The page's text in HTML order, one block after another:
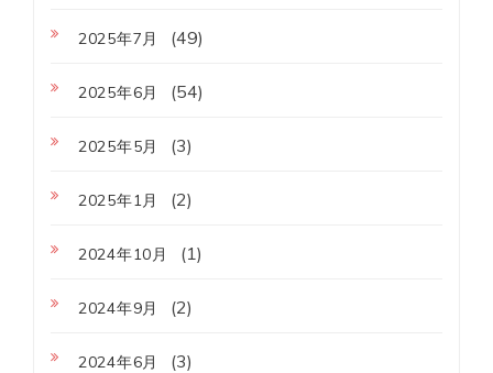
2025年7月 (49)
2025年6月 (54)
2025年5月 (3)
2025年1月 (2)
2024年10月 (1)
2024年9月 (2)
2024年6月 (3)